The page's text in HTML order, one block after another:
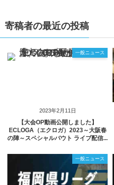
寄稿者の最近の投稿
2023年2月11日
一般ニュース
【大会OP動画公開しました】
ECLOGA（エクロガ）2023～大阪春
の陣～スペシャルバウト ライブ配信...
一般ニュース